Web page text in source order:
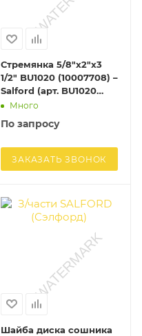
Стремянка 5/8"x2"x3
1/2" BU1020 (10007708) –
Salford (арт. BU1020
(10007708))
Много
По запросу
ЗАКАЗАТЬ ЗВОНОК
Шайба диска сошника